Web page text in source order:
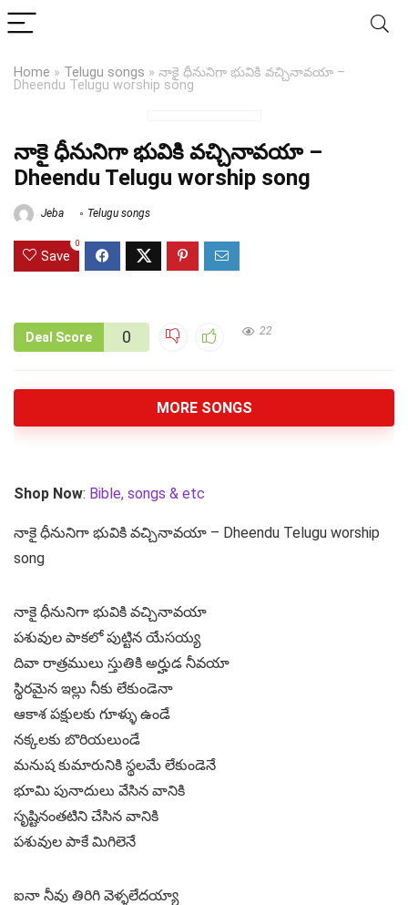
Home » Telugu songs » నాకై ధీనునిగా భువికి వచ్చినావయా –
Dheendu Telugu worship song
నాకై ధీనునిగా భువికి వచ్చినావయా –
Dheendu Telugu worship song
Jeba Telugu songs
Save
0
Deal Score 0 22
MORE SONGS
Shop Now: Bible, songs & etc
నాకై ధీనునిగా భువికి వచ్చినావయా – Dheendu Telugu worship
song
నాకై ధీనునిగా భువికి వచ్చినావయా
పశువుల పాకలో పుట్టిన యేసయ్య
దివా రాత్రములు స్తుతికి అర్హుడ నీవయా
స్థిరమైన ఇల్లు నీకు లేకుండెనా
ఆకాశ పక్షులకు గూళ్ళు ఉండే
నక్కలకు బొరియలుండే
మనుష కుమారునికి స్థలమే లేకుండెనే
భూమి పునాదులు వేసిన వానికి
సృష్టినంతటిని చేసిన వానికి
పశువుల పాకే మిగిలెనే
ఐనా నీవు తిరిగి వెళ్ళలేదయ్యా